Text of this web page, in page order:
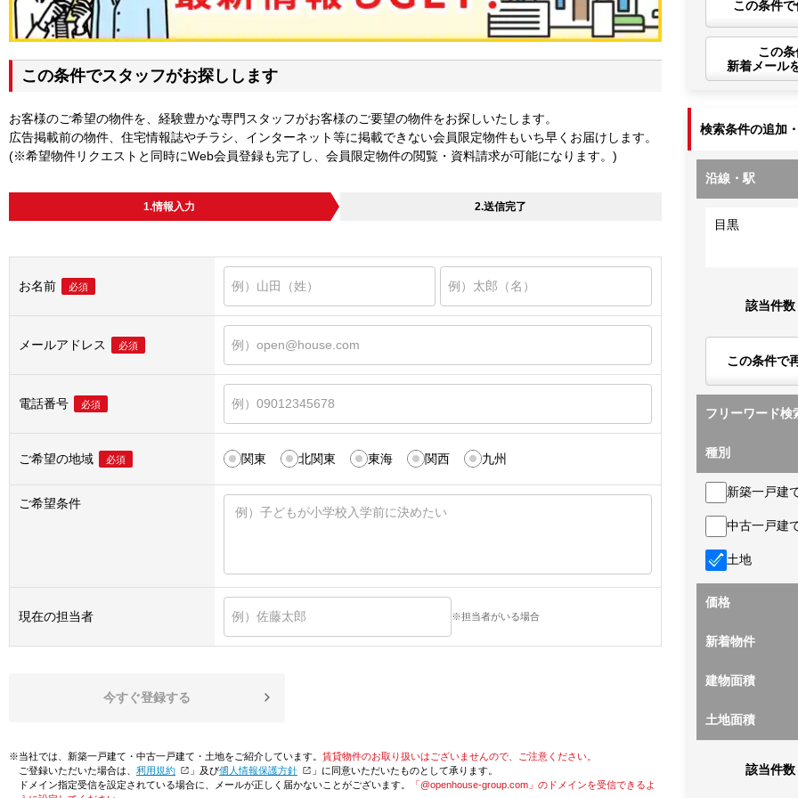
この条件でスタッフがお探しします
お客様のご希望の物件を、経験豊かな専門スタッフがお客様のご要望の物件をお探しいたします。
広告掲載前の物件、住宅情報誌やチラシ、インターネット等に掲載できない会員限定物件もいち早くお届けします。
(※希望物件リクエストと同時にWeb会員登録も完了し、会員限定物件の閲覧・資料請求が可能になります。)
1.情報入力 2.送信完了
お名前 必須
メールアドレス 必須
電話番号 必須
ご希望の地域 必須 関東 北関東 東海 関西 九州
ご希望条件
現在の担当者 ※担当者がいる場合
今すぐ登録する
※当社では、新築一戸建て・中古一戸建て・土地をご紹介しています。 賃貸物件のお取り扱いはございませんので、ご注意ください。
ご登録いただいた場合は、「利用規約 」及び「個人情報保護方針
」に同意いただいたものとして承ります。
ドメイン指定受信を設定されている場合に、メールが正しく届かないことがございます。
「@openhouse-group.com」のドメインを受信できるよ
この条件
この
新着メール
検索条件の追加
沿線・駅
目黒
該当件数
この条件で
フリーワード検
種別
新築一戸建
中古一戸建
土地
価格
新着物件
建物面積
土地面積
該当件数